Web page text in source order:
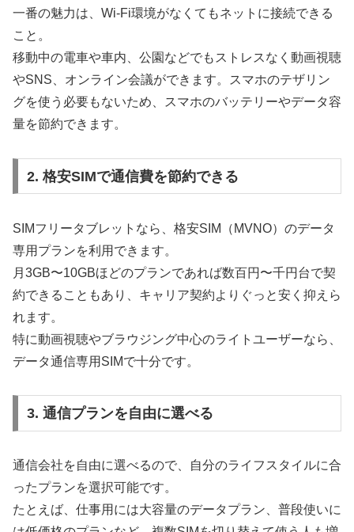
一番の魅力は、Wi-Fi環境がなくてもネットに接続できる
こと。
移動中の電車や車内、公園などでもストレスなく動画視聴
やSNS、オンライン会議ができます。スマホのテザリン
グを使う必要もないため、スマホのバッテリーやデータ容
量を節約できます。
2. 格安SIMで通信費を節約できる
SIMフリータブレットなら、格安SIM（MVNO）のデータ
専用プランを利用できます。
月3GB〜10GBほどのプランであれば数百円〜千円台で契
約できることもあり、キャリア契約よりぐっと安く抑えら
れます。
特に動画視聴やブラウジング中心のライトユーザーなら、
データ通信専用SIMで十分です。
3. 通信プランを自由に選べる
通信会社を自由に選べるので、自分のライフスタイルに合
ったプランを選択可能です。
たとえば、仕事用には大容量のデータプラン、普段使いに